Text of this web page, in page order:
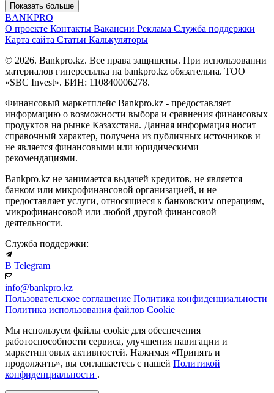
Показать больше
BANKPRO
О проекте Контакты Вакансии Реклама Служба поддержки
Карта сайта Статьи Калькуляторы
© 2026. Bankpro.kz. Все права защищены. При использовании
материалов гиперссылка на bankpro.kz обязательна. ТОО
«SBC Invest». БИН: 110840006278.
Финансовый маркетплейс Bankpro.kz - предоставляет
информацию о возможности выбора и сравнения финансовых
продуктов на рынке Казахстана. Данная информация носит
справочный характер, получена из публичных источников и
не является финансовыми или юридическими
рекомендациями.
Bankpro.kz не занимается выдачей кредитов, не является
банком или микрофинансовой организацией, и не
предоставляет услуги, относящиеся к банковским операциям,
микрофинансовой или любой другой финансовой
деятельности.
Служба поддержки:
В Telegram
info@bankpro.kz
Пользовательское соглашение Политика конфиденциальности
Политика использования файлов Cookie
Мы используем файлы cookie для обеспечения
работоспособности сервиса, улучшения навигации и
маркетинговых активностей. Нажимая «Принять и
продолжить», вы соглашаетесь с нашей Политикой
конфиденциальности .